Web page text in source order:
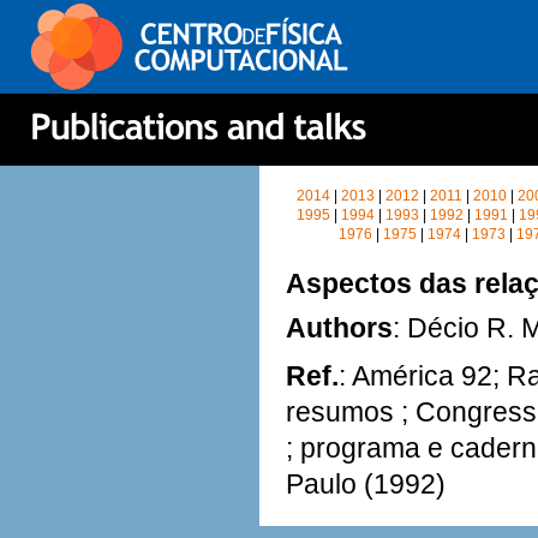
2014 |2013 |2012 |2011 |2010 |
1995| 1994| 1993| 1992 1991
1976
1975 1974 1973
Aspectos das
Authors: Décio R.
Ref.: América 92;
resumos ;
; programa e
Paulo (1992)